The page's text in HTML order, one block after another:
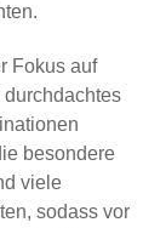
Fokus auf
besondere
viele
sodass vor